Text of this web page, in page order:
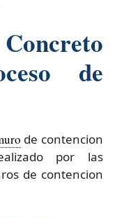
de
de contencion
por las
de contencion